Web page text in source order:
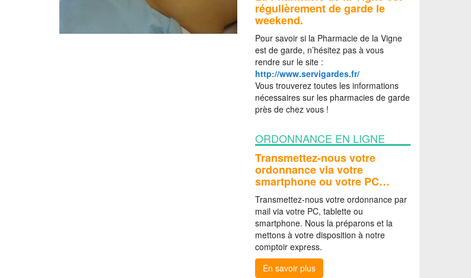
régulièrement de garde le
weekend.
Pour savoir si la Pharmacie de la Vigne
est de garde, n’hésitez pas à vous
rendre sur le site :
http://www.servigardes.fr/
Vous trouverez toutes les informations
nécessaires sur les pharmacies de garde
près de chez vous !
ORDONNANCE EN LIGNE
Transmettez-nous votre
ordonnance via votre
smartphone ou votre PC…
Transmettez-nous votre ordonnance par
mail via votre PC, tablette ou
smartphone. Nous la préparons et la
mettons à votre disposition à notre
comptoir express.
En savoir plus